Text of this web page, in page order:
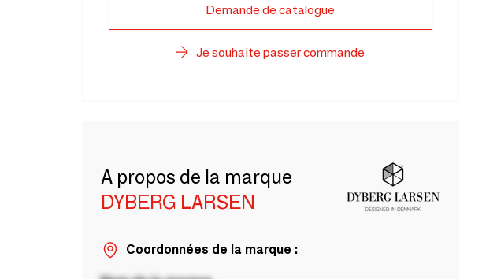
Demande de catalogue
Je souhaite passer commande
A propos de la marque
DYBERG LARSEN
Coordonnées de la marque :